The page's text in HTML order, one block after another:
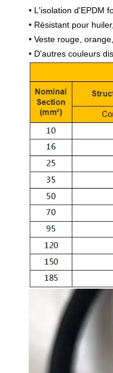
• L'isolation d'EPDM
• Résistant pour
• Veste rouge,
• D'autres couleurs